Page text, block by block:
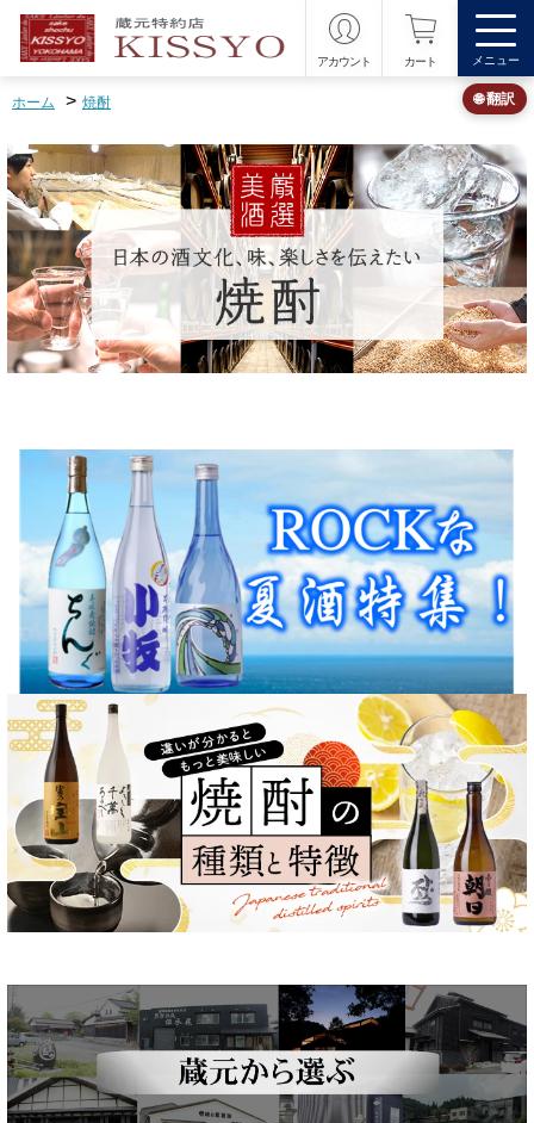
アカウント カート メニュー
ホーム > 焼酎 🌐 翻訳